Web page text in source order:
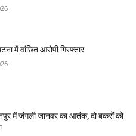
में वांछित आरोपी गिरफ्तार
में जंगली जानवर का आतंक, दो बकरों को